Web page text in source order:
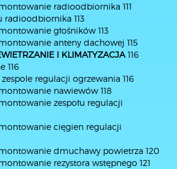
radioodbiornika 111
113
głośników 113
anteny dachowej 115
I KLIMATYZACJA 116
116
regulacji ogrzewania 116
nawiewów 118
zespołu regulacji
cięgien regulacji
dmuchawy powietrza 120
rezystora wstępnego 121